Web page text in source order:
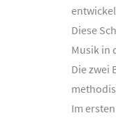
Diese
Musik in
Die zwei
Im